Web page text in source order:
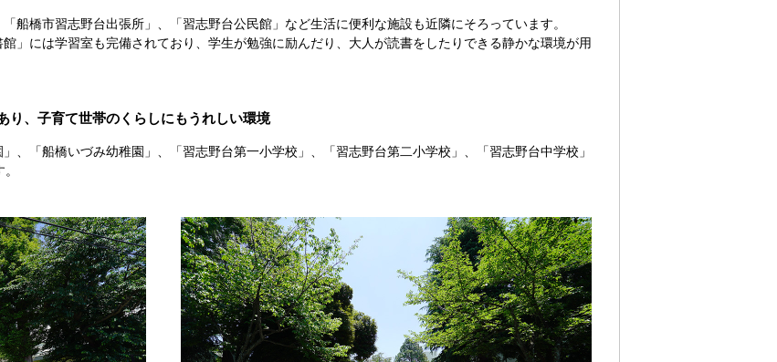
船橋市習志野台出張所」、「習志野台公民館」など生活に便利な施設も近隣にそろっています。
」には学習室も完備されており、学生が勉強に励んだり、大人が読書をしたりできる静かな環境が用
り、子育て世帯のくらしにもうれしい環境
、「船橋いづみ幼稚園」、「習志野台第一小学校」、「習志野台第二小学校」、「習志野台中学校」